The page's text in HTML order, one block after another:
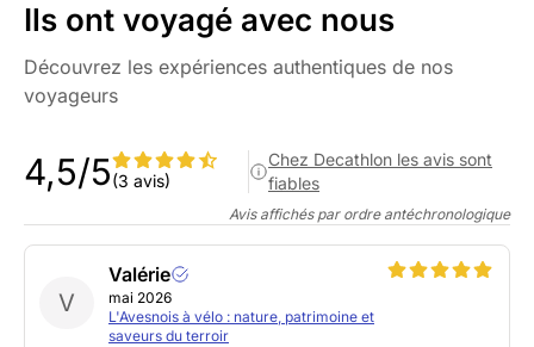
Ils ont voyagé avec nous
Découvrez les expériences authentiques de nos
voyageurs
4,5/5(3 avis)
Chez Decathlon les avis sont
fiables
Avis affichés par ordre antéchronologique
V
Valérie
mai 2026
L'Avesnois à vélo : nature, patrimoine et
saveurs du terroir